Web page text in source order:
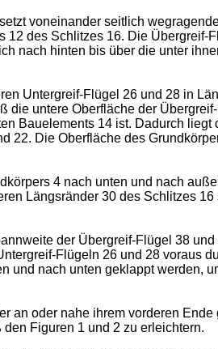
voneinander seitlich
des Schlitzes 16. Die Übergreif-
nach hinten bis über die unter
Untergreif-Flügel 26 und 28 in
untere Oberfläche der
Bauelements 14 ist. Dadurch
22. Die Oberfläche des
4 nach unten und nach
Längsränder 30 des Schlitzes
der Übergreif-Flügel 38
Flügeln 26 und 28 voraus
nach unten geklappt werden,
an oder nahe ihrem vorderen
Figuren 1 und 2 zu erleichtern.